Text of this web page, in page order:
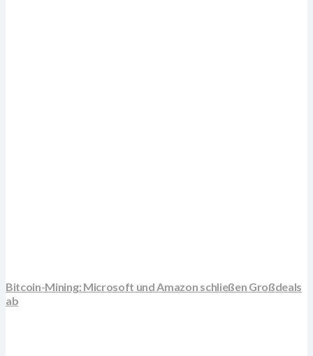
Bitcoin-Mining: Microsoft und Amazon schließen Großdeals
ab